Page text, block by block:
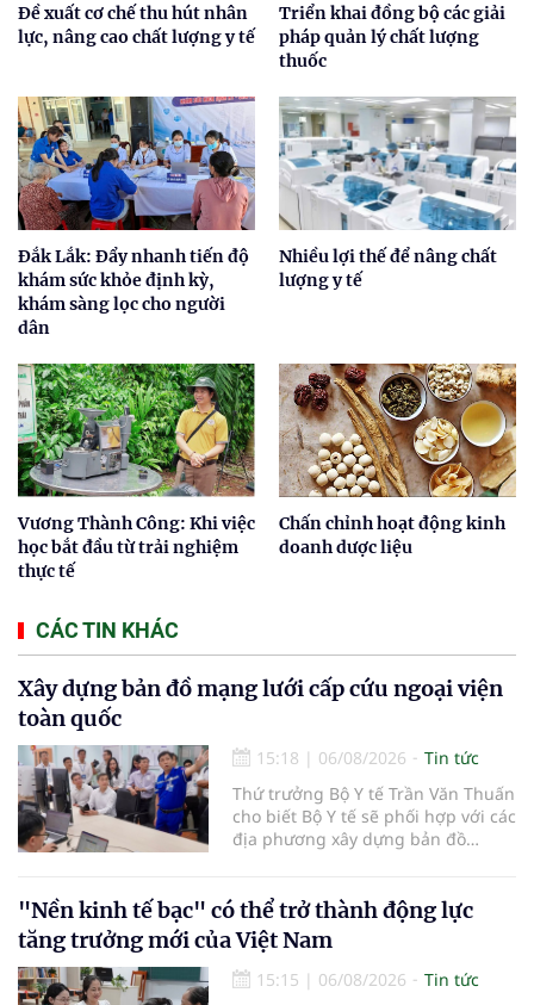
Đề xuất cơ chế thu hút nhân
lực, nâng cao chất lượng y tế
Triển khai đồng bộ các giải
pháp quản lý chất lượng
thuốc
Đắk Lắk: Đẩy nhanh tiến độ
khám sức khỏe định kỳ,
khám sàng lọc cho người
dân
Nhiều lợi thế để nâng chất
lượng y tế
Vương Thành Công: Khi việc
học bắt đầu từ trải nghiệm
thực tế
Chấn chỉnh hoạt động kinh
doanh dược liệu
CÁC TIN KHÁC
Xây dựng bản đồ mạng lưới cấp cứu ngoại viện
toàn quốc
15:18 | 06/08/2026
Tin tức
Thứ trưởng Bộ Y tế Trần Văn Thuấn
cho biết Bộ Y tế sẽ phối hợp với các
địa phương xây dựng bản đồ
thiện cơ chế tài chính và đa dạng
hóa phương tiện nhằm nâng cao
năng lực cấp cứu trước viện trên
phạm vi cả nước.
"Nền kinh tế bạc" có thể trở thành động lực
tăng trưởng mới của Việt Nam
15:15 | 06/08/2026
Tin tức